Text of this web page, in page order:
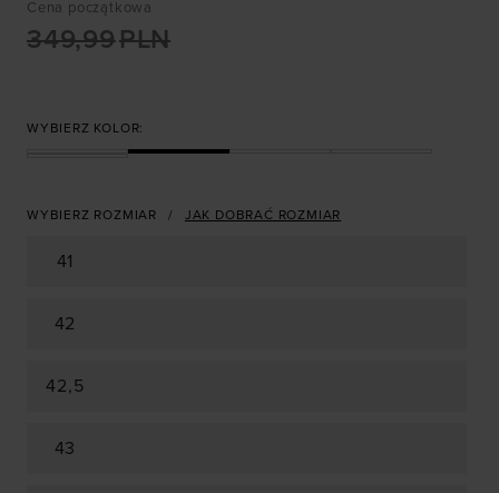
Cena początkowa
349,99PLN
WYBIERZ KOLOR:
WYBIERZ ROZMIAR JAK DOBRAĆ ROZMIAR
41
42
42,5
43